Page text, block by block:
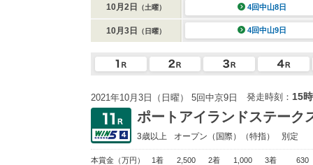
10月2日 （土曜） 4回中山8日
10月3日 （日曜） 4回中山9日
2021年10月3日（日曜） 5回中京9日 発走時刻： 15
ポートアイランドステーク
3歳以上 オープン （国際）（特指） 別定
本賞金 （万円） 1着 2,500 2着 1,000 3着
630